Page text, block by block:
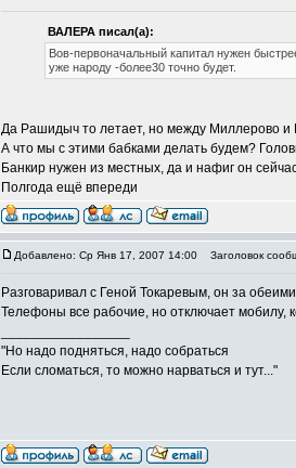
ВАЛЕРА писал(а):
Вов-первоначальный капитал нужен
уже народу -более30 точно будет.
Да Рашидыч то летает, но между Миллерово и
А что мы с этими бабками делать будем?
Банкир нужен из местных, да и нафиг он
Полгода ещё впереди
Добавлено: Ср Янв 17, 2007 14:00 Заголовок
Разговаривал с Геной Токаревым, он за
Телефоны все рабочие, но отключает мобилу,
"Но надо подняться, надо собраться
Если сломаться, то можно нарваться и тут..."